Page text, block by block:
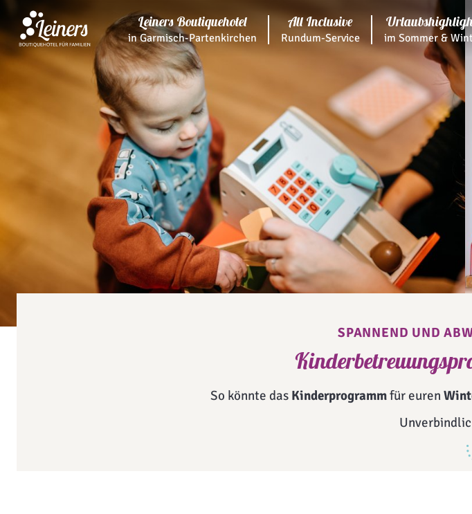
Leiners Boutiquehotel
in Garmisch-Partenkirchen
All Inclusive
Rundum-Service im Sommer &
SPANNEND UND
So könnte das Kinderprogrammfür euren